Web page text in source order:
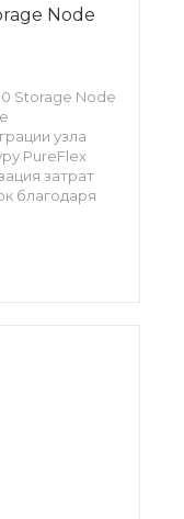
Node
Storage Node
узла
PureFlex
затрат
благодаря